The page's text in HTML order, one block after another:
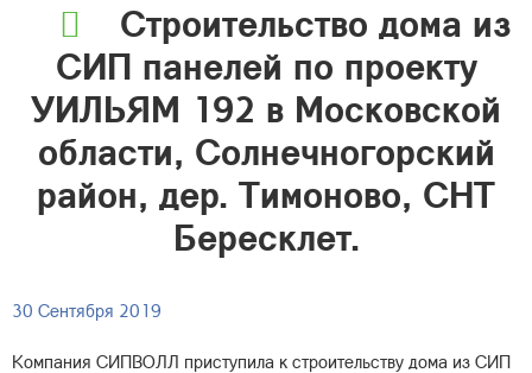
Строительство дома из
СИП панелей по проекту
УИЛЬЯМ 192 в Московской
области, Солнечногорский
район, дер. Тимоново, СНТ
Бересклет.
30 Сентября 2019
Компания СИПВОЛЛ приступила к строительству дома из СИП